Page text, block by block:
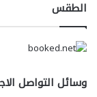
الطقس
وسائل التواصل